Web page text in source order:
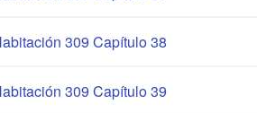
309 Capítulo 38
309 Capítulo 39